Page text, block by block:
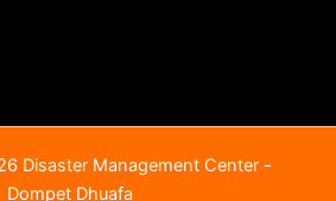
Disaster Management Center -
Dompet Dhuafa